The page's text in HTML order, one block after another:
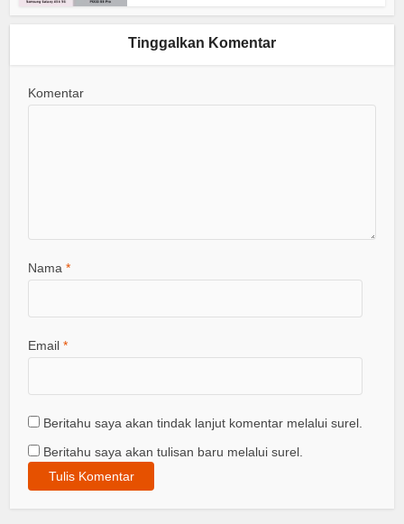
Tinggalkan Komentar
Komentar
Nama*
Email*
Beritahu saya akan tindak lanjut komentar melalui surel.
Beritahu saya akan tulisan baru melalui surel.